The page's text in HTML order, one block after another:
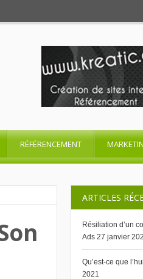
RÉFÉRENCEMENT
ARTICLES
Résiliation d’un
Ads 27 janvier
Qu’est-ce que
2021